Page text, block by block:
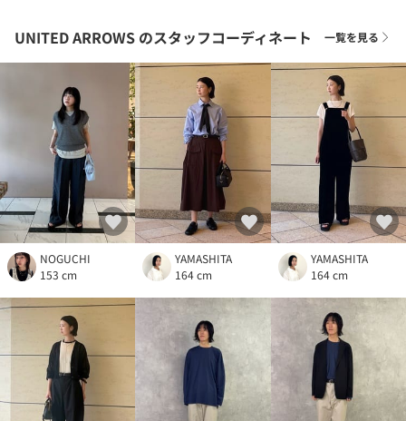
UNITED ARROWS のスタッフコーディネート 一覧を見る
NOGUCHI
153 cm
YAMASHITA
164 cm
YAMASHITA
164 cm